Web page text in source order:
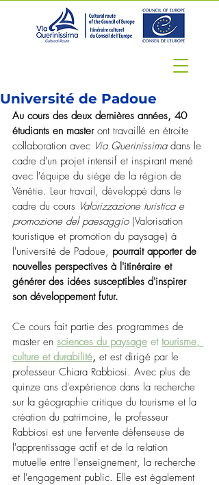
Université de Padoue
Au cours des deux dernières années, 40
étudiants en master ont travaillé en étroite
collaboration avec Via Querinissima dans le
cadre d'un projet intensif et inspirant mené
avec l'équipe du siège de la région de
Vénétie. Leur travail, développé dans le
cadre du cours Valorizzazione turistica e
promozione del paesaggio (Valorisation
touristique et promotion du paysage) à
l'université de Padoue, pourrait apporter de
nouvelles perspectives à l'itinéraire et
générer des idées susceptibles d'inspirer
son développement futur.
Ce cours fait partie des programmes de
master en sciences du paysage et tourisme,
culture et durabilité, et est dirigé par le
professeur Chiara Rabbiosi. Avec plus de
quinze ans d'expérience dans la recherche
sur la géographie critique du tourisme et la
création du patrimoine, le professeur
Rabbiosi est une fervente défenseuse de
l'apprentissage actif et de la relation
mutuelle entre l'enseignement, la recherche
et l'engagement public. Elle est également